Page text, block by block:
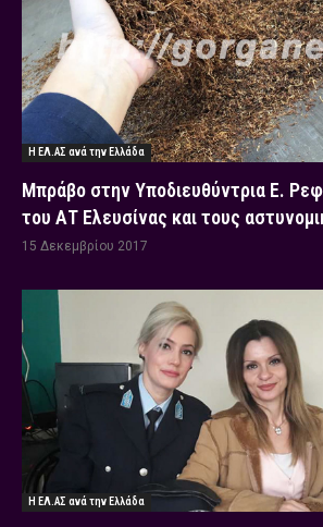
Η ΕΛ.ΑΣ ανά την Ελλάδα
Μπράβο στην Υποδιευθύντρια Ε.
του ΑΤ Ελευσίνας και τους
15 Δεκεμβρίου 2017
Η ΕΛ.ΑΣ ανά την Ελλάδα